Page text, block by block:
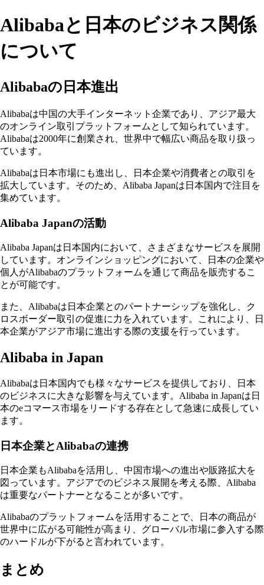
Alibabaと日本のビジネス関係
について
Alibabaの日本進出
Alibabaは中国の大手インターネット企業であり、アジア最大
のオンライン取引プラットフォームとして知られています。
Alibabaは2000年に創業され、世界中で幅広い商品を取り扱っ
ています。
Alibabaは日本市場にも進出し、日本企業や消費者との取引を
拡大しています。そのため、Alibaba Japanは日本国内で注目を
集めています。
Alibaba Japanの活動
Alibaba Japanは日本国内において、さまざまなサービスを展開
しています。オンラインショッピングにおいて、日本の企業や
個人がAlibabaのプラットフォームを通じて商品を販売するこ
とが可能です。
また、Alibabaは日本企業とのパートナーシップを強化し、ク
ロスボーダー取引の促進に力を入れています。これにより、日
本企業がアジア市場に進出する際の支援を行っています。
Alibaba in Japan
Alibabaは日本国内でも様々なサービスを提供しており、日本
のビジネスに大きな影響を与えています。Alibaba in Japanは日
本のeコマース市場をリードする存在として急速に成長してい
ます。
日本企業とAlibabaの連携
日本企業もAlibabaを活用し、中国市場への進出や販路拡大を
図っています。アジアでのビジネス展開を考える際、Alibaba
は重要なパートナーとなることが多いです。
Alibabaのプラットフォームを活用することで、日本の商品が
世界中に広がる可能性が高まり、グローバル市場に参入する際
のハードルが下がると言われています。
まとめ